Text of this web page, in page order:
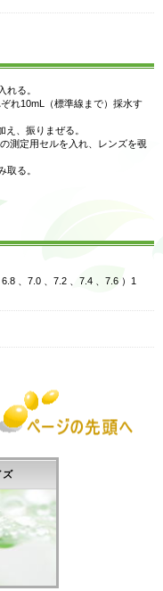
れる。
れ10mL（標準線まで）採水す
、振りまぜる。
測定用セルを入れ、レンズを覗
取る。
、7.0 、7.2 、7.4 、7.6 ）1
ズ